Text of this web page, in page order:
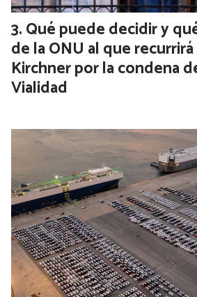
Qué puede decidir y
de la ONU al que
Kirchner por la condena
Vialidad